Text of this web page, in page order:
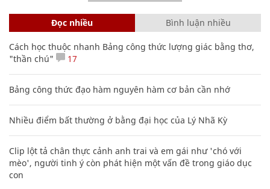
Đọc nhiều Bình luận nhiều
Cách học thuộc nhanh Bảng công thức lượng giác bằng thơ,
"thần chú"
17
Bảng công thức đạo hàm nguyên hàm cơ bản cần nhớ
Nhiều điểm bất thường ở bằng đại học của Lý Nhã Kỳ
Clip lột tả chân thực cảnh anh trai và em gái như 'chó với
mèo', người tinh ý còn phát hiện một vấn đề trong giáo dục
con